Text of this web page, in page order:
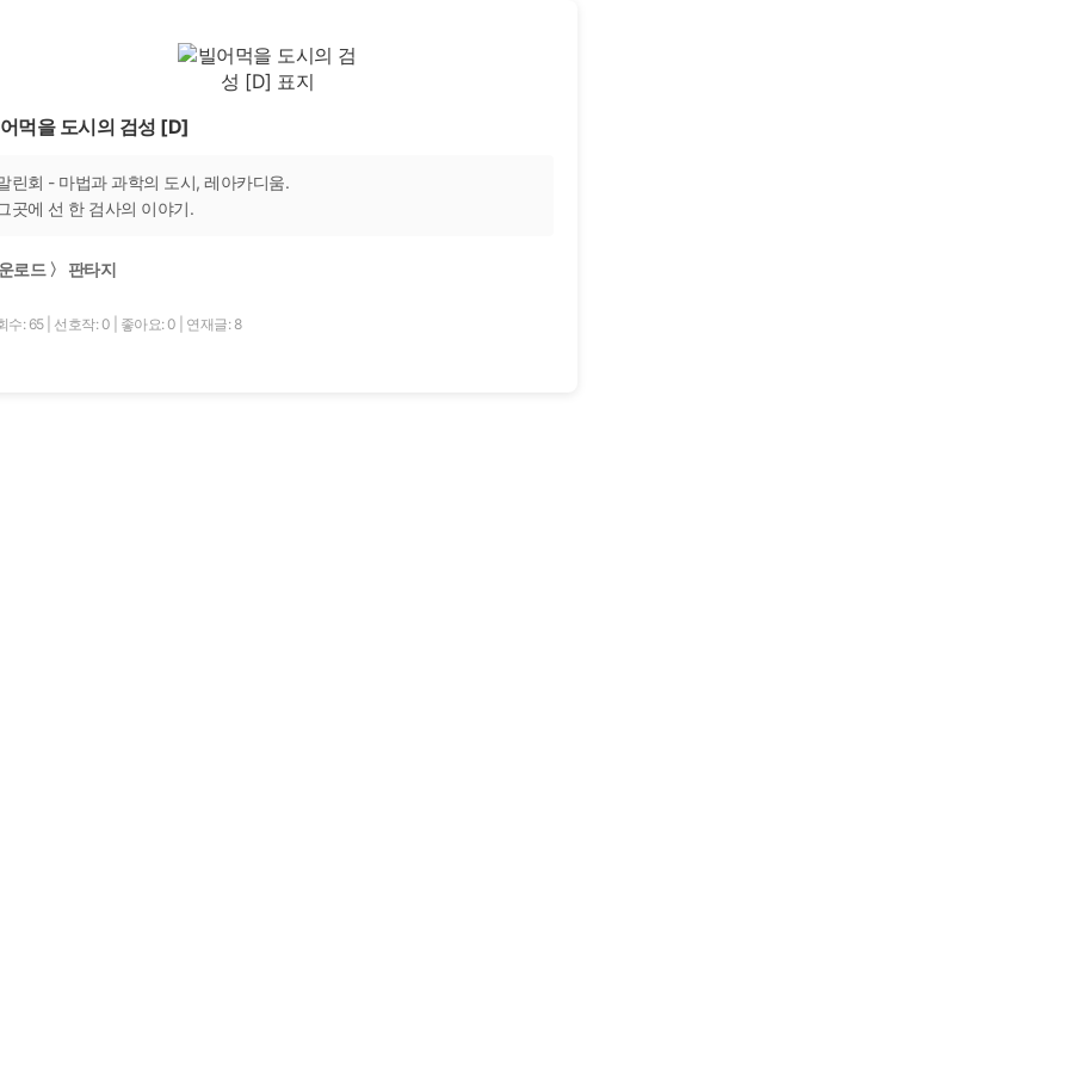
먹을 도시의 검성 [D]
린회 - 마법과 과학의 도시, 레아카디움.
곳에 선 한 검사의 이야기.
로드 〉 판타지
수: 65 선호작: 0 좋아요: 0 연재글: 8